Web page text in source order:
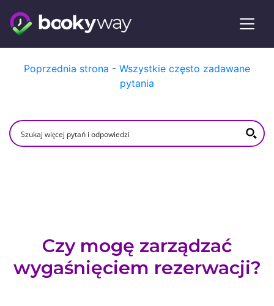
Poprzednia strona - Wszystkie często zadawane
pytania
Czy mogę zarządzać
wygaśnięciem rezerwacji?